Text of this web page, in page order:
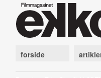
forside